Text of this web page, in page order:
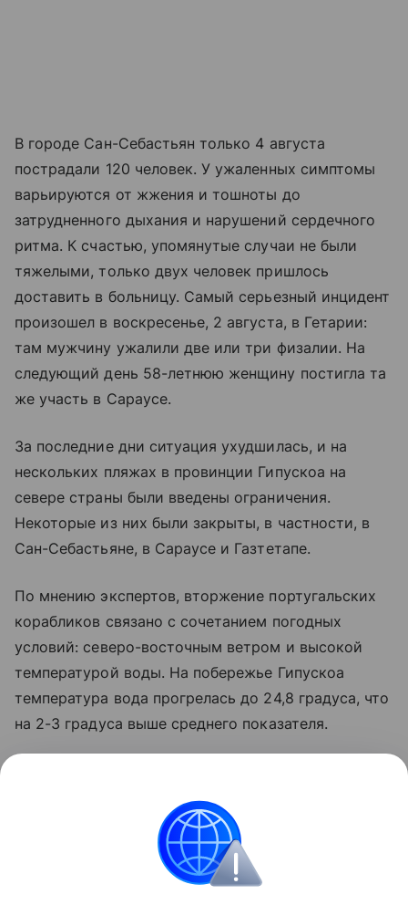
В городе Сан-Себастьян только 4 августа
пострадали 120 человек. У ужаленных симптомы
варьируются от жжения и тошноты до
затрудненного дыхания и нарушений сердечного
ритма. К счастью, упомянутые случаи не были
тяжелыми, только двух человек пришлось
доставить в больницу. Самый серьезный инцидент
произошел в воскресенье, 2 августа, в Гетарии:
там мужчину ужалили две или три физалии. На
следующий день 58-летнюю женщину постигла та
же участь в Сараусе.
За последние дни ситуация ухудшилась, и на
нескольких пляжах в провинции Гипускоа на
севере страны были введены ограничения.
Некоторые из них были закрыты, в частности, в
Сан-Себастьяне, в Сараусе и Газтетапе.
По мнению экспертов, вторжение португальских
корабликов связано с сочетанием погодных
условий: северо-восточным ветром и высокой
температурой воды. На побережье Гипускоа
температура вода прогрелась до 24,8 градуса, что
на 2-3 градуса выше среднего показателя.
этой неделе после появления многочисленных
физалий на атлантическом побережье: несколько
пляжей были закрыты, в том числе в Бретани и